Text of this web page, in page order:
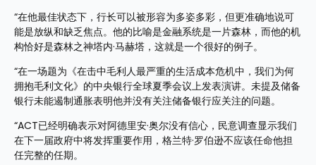
“在他最佳状态下，行长可以被形容为多姿多彩，但更准确地说可
能是放纵和缺乏焦点。他的比喻是金融系统是一片森林，而他的机
构恰好是森林之神塔内·马赫塔，这就是一个很好的例子。
“在一场题为《在击中毛利人最严重的生活成本危机中，我们为何
拥抱毛利文化》的中央银行全球夏季会议上发表演讲。未提及储备
银行未能遏制通胀表明他并没有关注储备银行应关注的问题。
“ACT已经明确表示对阿德里安·奥尔没有信心，民意调查显示我们
在下一届政府中将发挥重要作用，格兰特·罗伯逊不应该任命他担
任完整的任期。